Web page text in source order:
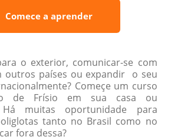
Comece a aprender
o exterior, comunicar-se com
outros países ou expandir o seu
Começe um curso
de Frísio em sua casa ou
muitas oportunidade para
tanto no Brasil como no
fora dessa?